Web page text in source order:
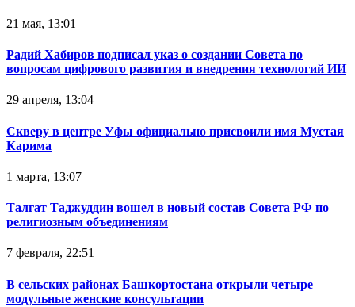
21 мая, 13:01
Радий Хабиров подписал указ о создании Совета по
вопросам цифрового развития и внедрения технологий ИИ
29 апреля, 13:04
Скверу в центре Уфы официально присвоили имя Мустая
Карима
1 марта, 13:07
Талгат Таджуддин вошел в новый состав Совета РФ по
религиозным объединениям
7 февраля, 22:51
В сельских районах Башкортостана открыли четыре
модульные женские консультации